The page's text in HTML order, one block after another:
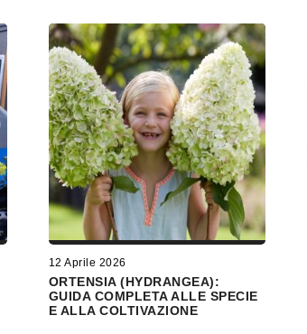
12 Aprile 2026
ORTENSIA (HYDRANGEA):
GUIDA COMPLETA ALLE SPECIE
E ALLA COLTIVAZIONE